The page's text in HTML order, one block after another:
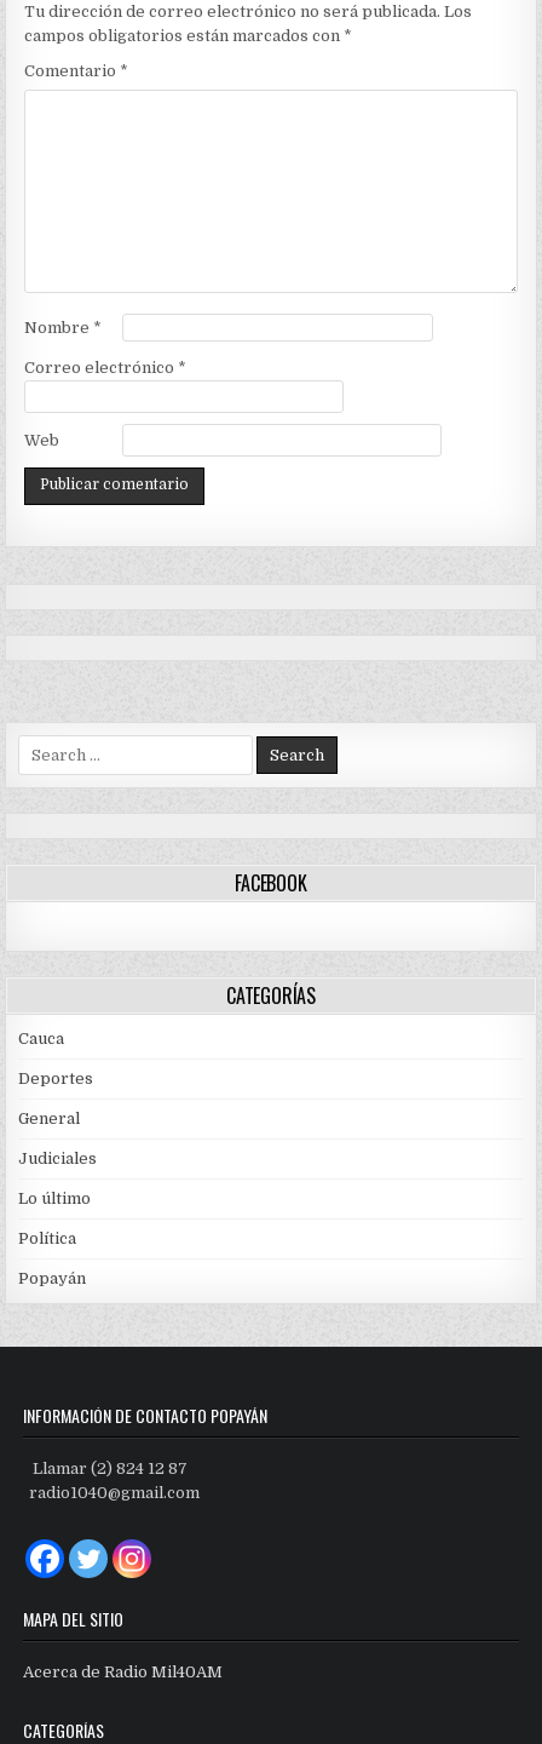
Tu dirección de correo electrónico no será publicada. Los
campos obligatorios están marcados con *
Comentario *
Nombre *
Correo electrónico *
Web
Search
for:
FACEBOOK
CATEGORÍAS
Cauca
Deportes
General
Judiciales
Lo último
Política
Popayán
INFORMACIÓN DE CONTACTO POPAYÁN
Llamar (2) 824 12 87
radio1040@gmail.com
MAPA DEL SITIO
Acerca de Radio Mil40AM
CATEGORÍAS